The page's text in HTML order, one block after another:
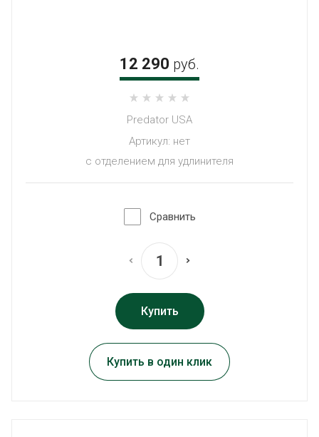
12 290 руб.
Predator USA
Артикул: нет
с отделением для удлинителя
Сравнить
Купить
Купить в один клик